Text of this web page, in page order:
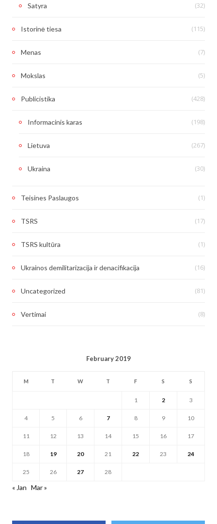
Satyra (32)
Istorinė tiesa (115)
Menas (7)
Mokslas (5)
Publicistika (428)
Informacinis karas (198)
Lietuva (267)
Ukraina (30)
Teisines Paslaugos (1)
TSRS (17)
TSRS kultūra (1)
Ukrainos demilitarizacija ir denacifikacija (16)
Uncategorized (81)
Vertimai (8)
February 2019
M T W T F S S
1 2 3
4 5 6 7 8 9 10
11 12 13 14 15 16 17
18 19 20 21 22 23 24
25 26 27 28
« Jan Mar »